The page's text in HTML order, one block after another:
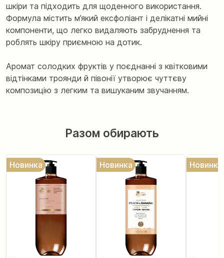
шкіри та підходить для щоденного використання.
Формула містить м’який ексфоліант і делікатні мийні
компоненти, що легко видаляють забруднення та
роблять шкіру приємною на дотик.
Аромат солодких фруктів у поєднанні з квітковими
відтінками троянди й півонії утворює чуттєву
композицію з легким та вишуканим звучанням.
Разом обирають
Новинка Новинка Новинка